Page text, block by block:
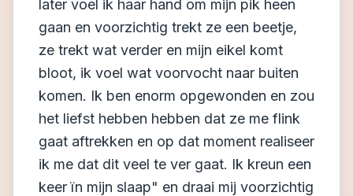
later voel ik haar hand om mijn pik heen
gaan en voorzichtig trekt ze een beetje,
ze trekt wat verder en mijn eikel komt
bloot, ik voel wat voorvocht naar buiten
komen. Ik ben enorm opgewonden en zou
het liefst hebben hebben dat ze me flink
gaat aftrekken en op dat moment realiseer
ik me dat dit veel te ver gaat. Ik kreun een
keer ïn mijn slaap" en draai mij voorzichtig